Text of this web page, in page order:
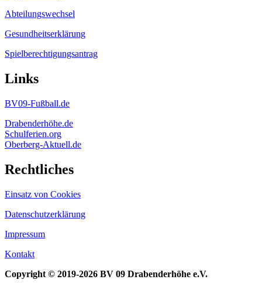
Abteilungswechsel
Gesundheitserklärung
Spielberechtigungsantrag
Links
BV09-Fußball.de
Drabenderhöhe.de
Schulferien.org
Oberberg-Aktuell.de
Rechtliches
Einsatz von Cookies
Datenschutzerklärung
Impressum
Kontakt
Copyright © 2019-2026 BV 09 Drabenderhöhe e.V.